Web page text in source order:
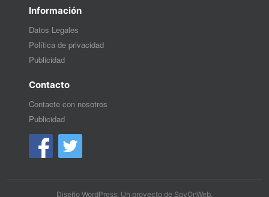
Información
Datos Legales
Política de privacidad
Publicidad
Contacto
Contacte con nosotros
Publicidad
Diseño WordPress. Un proyecto de SpyOnWeb.